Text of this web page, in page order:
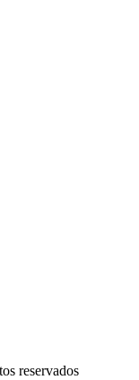
reservados